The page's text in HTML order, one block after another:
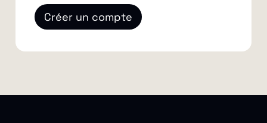
Créer un compte